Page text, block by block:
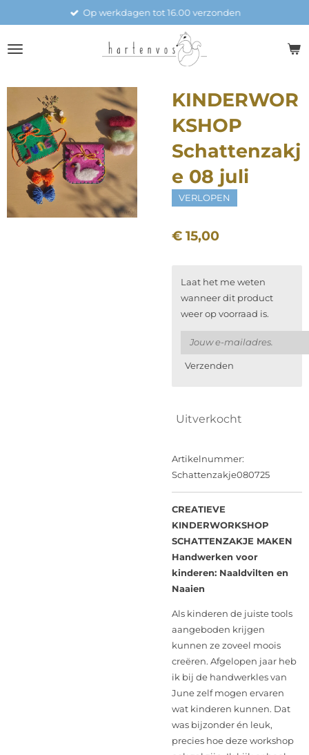
naar
Op werkdagen tot 16.00 verzonden
KINDERWOR
KSHOP
Schattenzakj
e 08 juli
VERLOPEN
€ 15,00
Laat het me weten
wanneer dit product
weer op voorraad is.
Verzenden
Uitverkocht
Artikelnummer:
Schattenzakje080725
CREATIEVE
KINDERWORKSHOP
SCHATTENZAKJE MAKEN
Handwerken voor
kinderen: Naaldvilten en
Naaien
Als kinderen de juiste tools
aangeboden krijgen
kunnen ze zoveel moois
creëren. Afgelopen jaar heb
ik bij de handwerkles van
June zelf mogen ervaren
wat kinderen kunnen. Dat
was bijzonder én leuk,
precies hoe deze workshop